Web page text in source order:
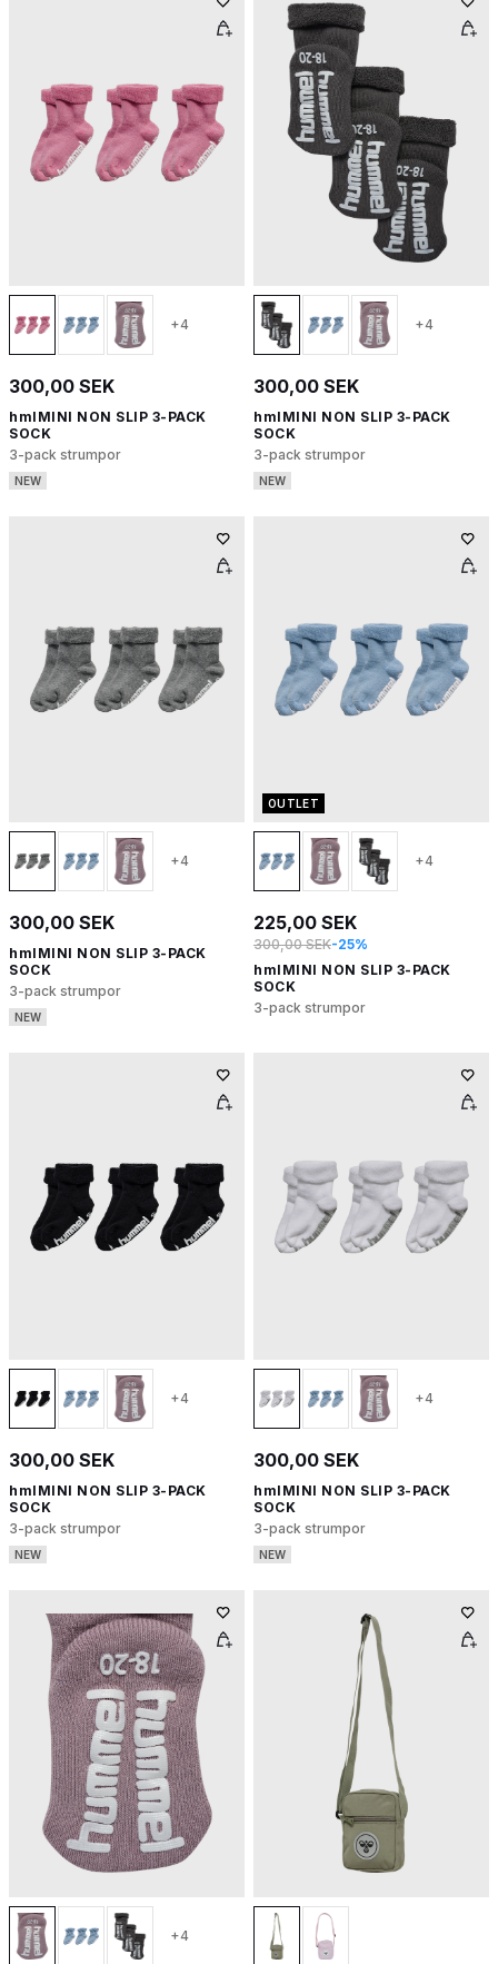
+4
300,00 SEK
hmlMINI NON SLIP 3-PACK
SOCK
3-pack strumpor
NEW
+4
300,00 SEK
hmlMINI NON SLIP 3-PACK
SOCK
3-pack strumpor
NEW
+4
300,00 SEK
hmlMINI NON SLIP 3-PACK
SOCK
3-pack strumpor
NEW
OUTLET
+4
225,00 SEK
300,00 SEK-25%
hmlMINI NON SLIP 3-PACK
SOCK
3-pack strumpor
+4
300,00 SEK
hmlMINI NON SLIP 3-PACK
SOCK
3-pack strumpor
NEW
+4
300,00 SEK
hmlMINI NON SLIP 3-PACK
SOCK
3-pack strumpor
NEW
+4